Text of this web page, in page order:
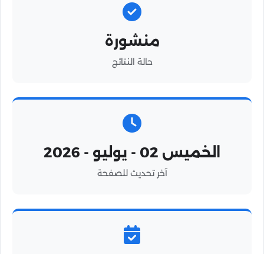
منشورة
حالة النتائج
الخميس 02 - يوليو - 2026
آخر تحديث للصفحة